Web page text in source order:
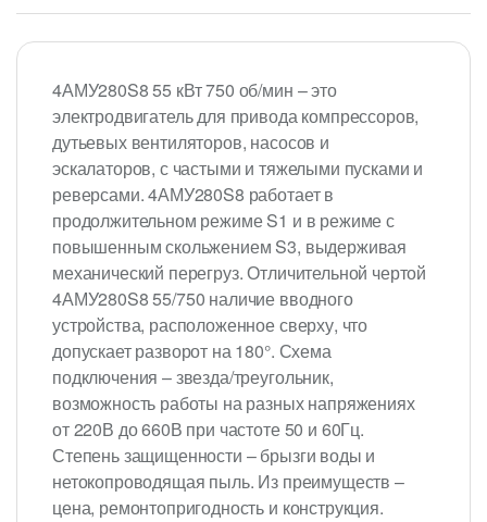
4АМУ280S8 55 кВт 750 об/мин – это
электродвигатель для привода компрессоров,
дутьевых вентиляторов, насосов и
эскалаторов, с частыми и тяжелыми пусками и
реверсами. 4АМУ280S8 работает в
продолжительном режиме S1 и в режиме с
повышенным скольжением S3, выдерживая
механический перегруз. Отличительной чертой
4АМУ280S8 55/750 наличие вводного
устройства, расположенное сверху, что
допускает разворот на 180°. Схема
подключения – звезда/треугольник,
возможность работы на разных напряжениях
от 220В до 660В при частоте 50 и 60Гц.
Степень защищенности – брызги воды и
нетокопроводящая пыль. Из преимуществ –
цена, ремонтопригодность и конструкция.